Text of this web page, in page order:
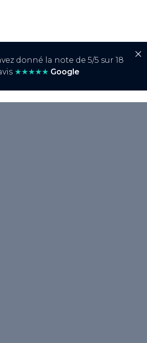
donné la note de 5/5 sur 18
★★★★★ Google